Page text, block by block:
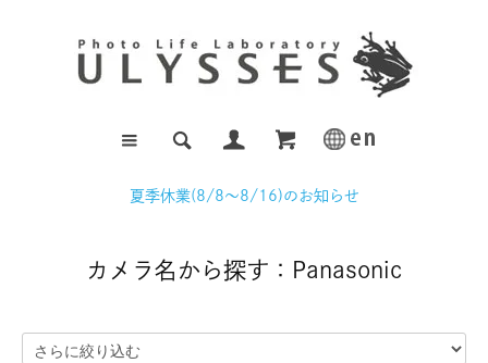
夏季休業(8/8～8/16)のお知らせ
カメラ名から探す：Panasonic